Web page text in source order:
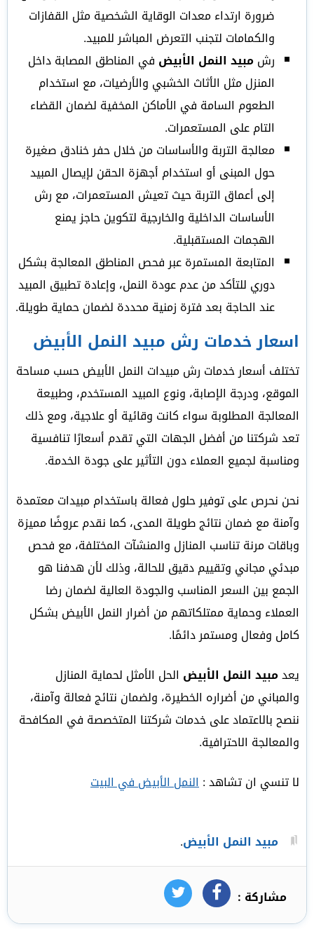
ضرورة ارتداء معدات الوقاية الشخصية مثل القفازات
والكمامات لتجنب التعرض المباشر للمبيد.
رشمبيد النمل الأبيض في المناطق المصابة داخل
المنزل مثل الأثاث الخشبي والأرضيات، مع استخدام
الطعوم السامة في الأماكن المخفية لضمان القضاء
التام على المستعمرات.
معالجة التربة والأساسات من خلال حفر خنادق صغيرة
حول المبنى أو استخدام أجهزة الحقن لإيصال المبيد
إلى أعماق التربة حيث تعيش المستعمرات، مع رش
الأساسات الداخلية والخارجية لتكوين حاجز يمنع
الهجمات المستقبلية.
المتابعة المستمرة عبر فحص المناطق المعالجة بشكل
دوري للتأكد من عدم عودة النمل، وإعادة تطبيق المبيد
عند الحاجة بعد فترة زمنية محددة لضمان حماية طويلة.
اسعار خدمات رش مبيد النمل الأبيض
تختلف أسعار خدمات رش مبيدات النمل الأبيض حسب مساحة
الموقع، ودرجة الإصابة، ونوع المبيد المستخدم، وطبيعة
المعالجة المطلوبة سواء كانت وقائية أو علاجية، ومع ذلك
تعد شركتنا من أفضل الجهات التي تقدم أسعارًا تنافسية
ومناسبة لجميع العملاء دون التأثير على جودة الخدمة.
نحن نحرص على توفير حلول فعالة باستخدام مبيدات معتمدة
وآمنة مع ضمان نتائج طويلة المدى، كما نقدم عروضًا مميزة
وباقات مرنة تناسب المنازل والمنشآت المختلفة، مع فحص
مبدئي مجاني وتقييم دقيق للحالة، وذلك لأن هدفنا هو
الجمع بين السعر المناسب والجودة العالية لضمان رضا
العملاء وحماية ممتلكاتهم من أضرار النمل الأبيض بشكل
كامل وفعال ومستمر دائمًا.
يعدمبيد النمل الأبيض الحل الأمثل لحماية المنازل
والمباني من أضراره الخطيرة، ولضمان نتائج فعالة وآمنة،
ننصح بالاعتماد على خدمات شركتنا المتخصصة في المكافحة
والمعالجة الاحترافية.
لا تنسي ان تشاهد :النمل الأبيض في البيت
مبيد النمل الأبيض.
مشاركة : فيسبوكتويتر